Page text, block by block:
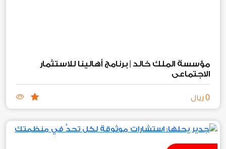
مؤسسة الملك خالد | برنامج أهالينا للاستثمار
الاجتماعي
0 ريال